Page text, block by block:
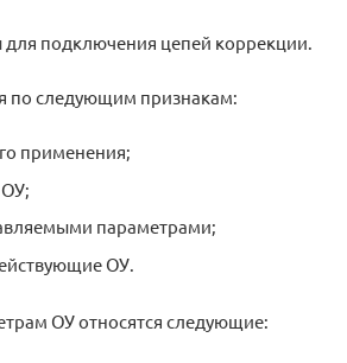
подключения цепей коррекции.
по следующим признакам:
применения;
параметрами;
ОУ.
ОУ относятся следующие: